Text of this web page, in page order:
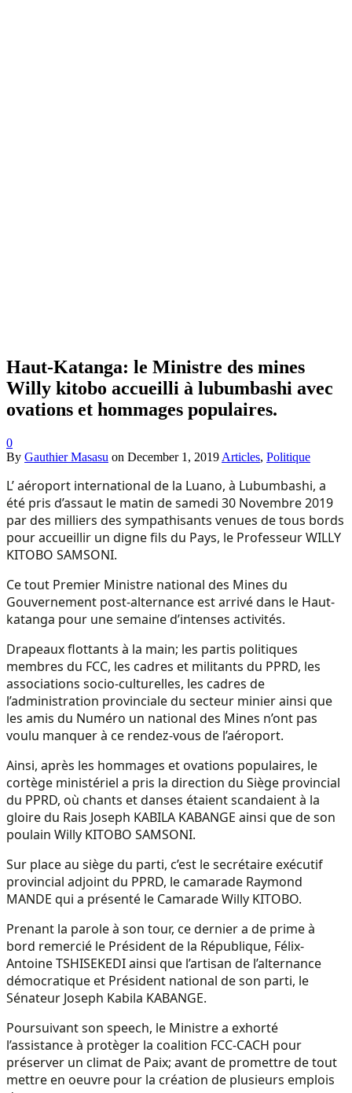
Haut-Katanga: le Ministre des mines
Willy kitobo accueilli à lubumbashi avec
ovations et hommages populaires.
0
By Gauthier Masasu on December 1, 2019 Articles, Politique
L’ aéroport international de la Luano, à Lubumbashi, a
été pris d’assaut le matin de samedi 30 Novembre 2019
par des milliers des sympathisants venues de tous bords
pour accueillir un digne fils du Pays, le Professeur WILLY
KITOBO SAMSONI.
Ce tout Premier Ministre national des Mines du
Gouvernement post-alternance est arrivé dans le Haut-
katanga pour une semaine d’intenses activités.
Drapeaux flottants à la main; les partis politiques
membres du FCC, les cadres et militants du PPRD, les
associations socio-culturelles, les cadres de
l’administration provinciale du secteur minier ainsi que
les amis du Numéro un national des Mines n’ont pas
voulu manquer à ce rendez-vous de l’aéroport.
Ainsi, après les hommages et ovations populaires, le
cortège ministériel a pris la direction du Siège provincial
du PPRD, où chants et danses étaient scandaient à la
gloire du Rais Joseph KABILA KABANGE ainsi que de son
poulain Willy KITOBO SAMSONI.
Sur place au siège du parti, c’est le secrétaire exécutif
provincial adjoint du PPRD, le camarade Raymond
MANDE qui a présenté le Camarade Willy KITOBO.
Prenant la parole à son tour, ce dernier a de prime à
bord remercié le Président de la République, Félix-
Antoine TSHISEKEDI ainsi que l’artisan de l’alternance
démocratique et Président national de son parti, le
Sénateur Joseph Kabila KABANGE.
Poursuivant son speech, le Ministre a exhorté
l’assistance à protèger la coalition FCC-CACH pour
préserver un climat de Paix; avant de promettre de tout
mettre en oeuvre pour la création de plusieurs emplois